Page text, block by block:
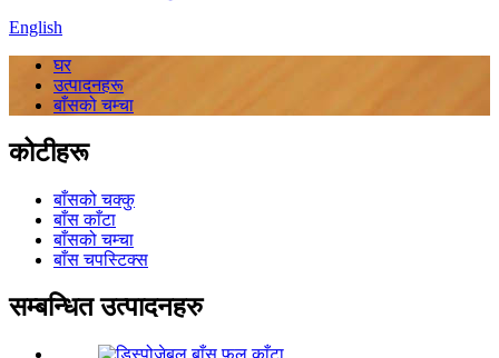
English
घर
उत्पादनहरू
बाँसको चम्चा
कोटीहरू
बाँसको चक्कु
बाँस काँटा
बाँसको चम्चा
बाँस चपस्टिक्स
सम्बन्धित उत्पादनहरु